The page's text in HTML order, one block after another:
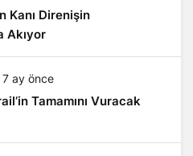
Kanı Direnişin
Akıyor
7 ay önce
Tamamını Vuracak